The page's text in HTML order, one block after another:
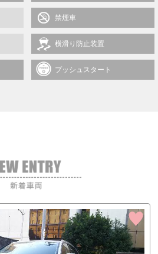
禁煙車
横滑り防止装置
プッシュスタート